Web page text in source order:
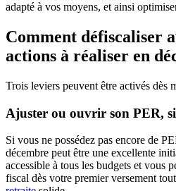
adapté à vos moyens, et ainsi
Comment défiscaliser
actions à réaliser en
Trois leviers peuvent être activés dès
Ajuster ou ouvrir son PER, si
Si vous ne possédez pas encore de
décembre peut être une excellente
accessible à tous les budgets et vous
fiscal dès votre premier versement